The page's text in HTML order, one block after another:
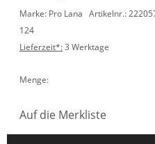
Marke: Pro Lana Artikelnr.:
124
Lieferzeit*:3 Werktage
Menge:
Auf die Merkliste